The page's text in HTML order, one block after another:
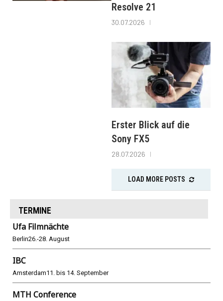
Resolve 21
30.07.2026
Erster Blick auf die
Sony FX5
28.07.2026
LOAD MORE POSTS
TERMINE
Ufa Filmnächte
Berlin26.-28. August
IBC
Amsterdam11. bis 14. September
MTH Conference